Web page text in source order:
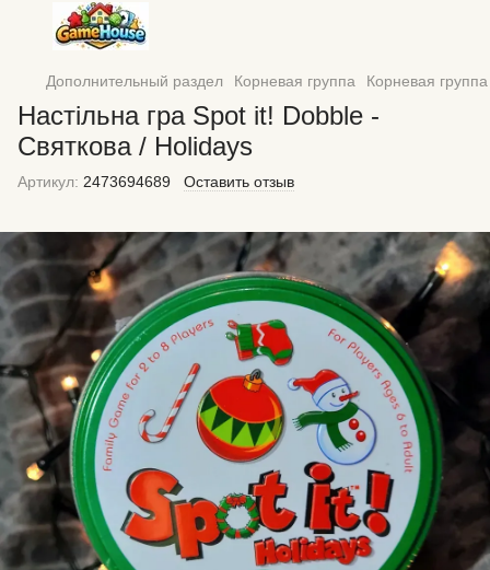
Дополнительный раздел Корневая группа Корневая
Настільна гра Spot it! Dobble -
Святкова / Holidays
Артикул: 2473694689 Оставить отзыв